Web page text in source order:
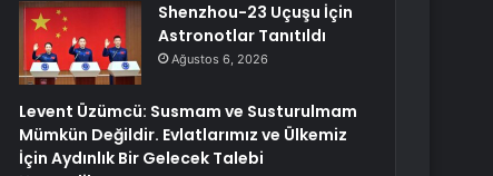
Shenzhou-23 Uçuşu İçin
Astronotlar Tanıtıldı
Ağustos 6, 2026
Levent Üzümcü: Susmam ve Susturulmam
Mümkün Değildir. Evlatlarımız ve Ülkemiz
İçin Aydınlık Bir Gelecek Talebi